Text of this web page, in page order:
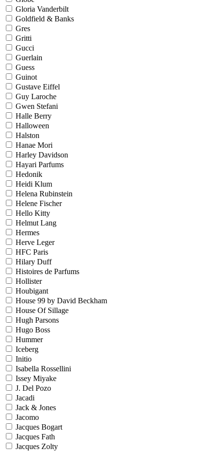
Gloria Vanderbilt
Goldfield & Banks
Gres
Gritti
Gucci
Guerlain
Guess
Guinot
Gustave Eiffel
Guy Laroche
Gwen Stefani
Halle Berry
Halloween
Halston
Hanae Mori
Harley Davidson
Hayari Parfums
Hedonik
Heidi Klum
Helena Rubinstein
Helene Fischer
Hello Kitty
Helmut Lang
Hermes
Herve Leger
HFC Paris
Hilary Duff
Histoires de Parfums
Hollister
Houbigant
House 99 by David Beckham
House Of Sillage
Hugh Parsons
Hugo Boss
Hummer
Iceberg
Initio
Isabella Rossellini
Issey Miyake
J. Del Pozo
Jacadi
Jack & Jones
Jacomo
Jacques Bogart
Jacques Fath
Jacques Zolty